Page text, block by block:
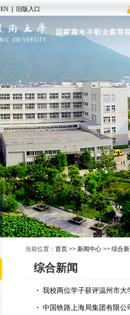
EN 旧版入口
当前位置： 首页 >> 新闻中心 >> 综合
综合新闻
我校两位学子获评温州市大
中国铁路上海局集团有限